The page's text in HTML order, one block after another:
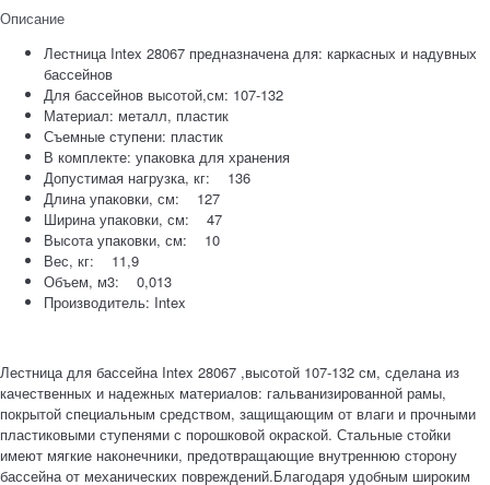
Описание
Лестница Intex 28067 предназначена для: каркасных и надувных
бассейнов
Для бассейнов высотой,см: 107-132
Материал: металл, пластик
Съемные ступени: пластик
В комплекте: упаковка для хранения
Допустимая нагрузка, кг: 136
Длина упаковки, см: 127
Ширина упаковки, см: 47
Высота упаковки, см: 10
Вес, кг: 11,9
Объем, м3: 0,013
Производитель: Intex
Лестница для бассейна Intex 28067 ,высотой 107-132 см, сделана из
качественных и надежных материалов: гальванизированной рамы,
покрытой специальным средством, защищающим от влаги и прочными
пластиковыми ступенями с порошковой окраской. Стальные стойки
имеют мягкие наконечники, предотвращающие внутреннюю сторону
бассейна от механических повреждений.Благодаря удобным широким